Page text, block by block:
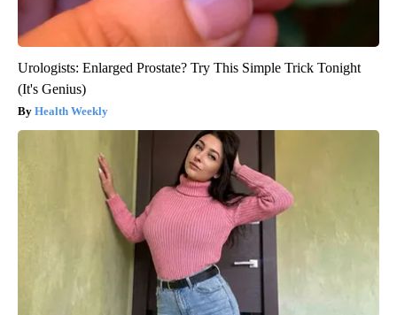
Urologists: Enlarged Prostate? Try This Simple Trick Tonight
(It's Genius)
Health Weekly